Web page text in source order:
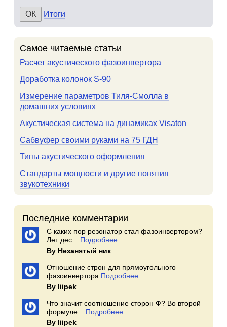
Итоги
Самое читаемые статьи
Расчет акустического фазоинвертора
Доработка колонок S-90
Измерение параметров Тиля-Смолла в
домашних условиях
Акустическая система на динамиках Visaton
Сабвуфер своими руками на 75 ГДН
Типы акустического оформления
Стандарты мощности и другие понятия
звукотехники
Последние комментарии
С каких пор резонатор стал фазоинвертором?
Лет дес...
Подробнее...
By Незанятый ник
Отношение строн для прямоугольного
фазоинвертора Подробнее...
By Iiipek
Что значит соотношение сторон Ф? Во второй
формуле...
Подробнее...
By Iiipek